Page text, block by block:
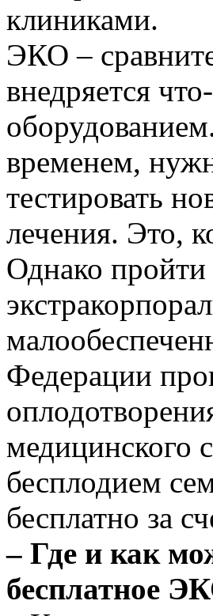
клиниками.
ЭКО –
внедряется
временем,
тестировать
лечения. Это,
Однако
Федерации
медицинского
бесплодием
бесплатно за
– Где и как
бесплатное